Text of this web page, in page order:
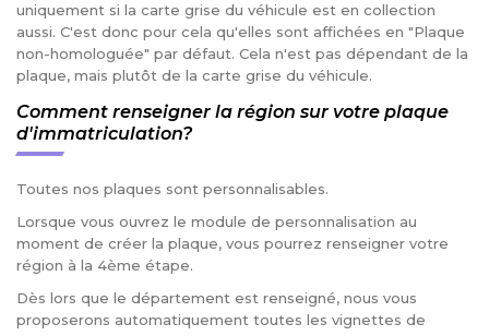
uniquement si la carte grise du véhicule est en collection
aussi. C'est donc pour cela qu'elles sont affichées en "Plaque
non-homologuée" par défaut. Cela n'est pas dépendant de la
plaque, mais plutôt de la carte grise du véhicule.
Comment renseigner la région sur votre plaque
d'immatriculation?
Toutes nos plaques sont personnalisables.
Lorsque vous ouvrez le module de personnalisation au
moment de créer la plaque, vous pourrez renseigner votre
région à la 4ème étape.
Dès lors que le département est renseigné, nous vous
proposerons automatiquement toutes les vignettes de